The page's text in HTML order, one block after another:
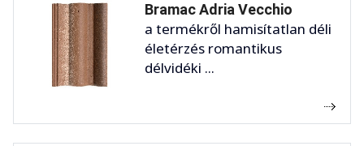
Bramac Adria Vecchio
a termékről hamisítatlan déli
életérzés romantikus
délvidéki ...